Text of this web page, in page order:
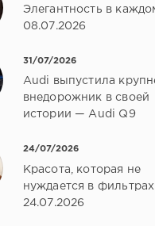
Элегантность в
08.07.2026
31/07/2026
Audi выпустила
внедорожник в своей
истории — Audi Q9
24/07/2026
Красота, которая не
нуждается в фильтрах
24.07.2026